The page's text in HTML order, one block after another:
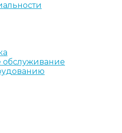
обслуживание